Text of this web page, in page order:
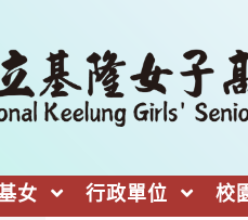
女 行政單位 校